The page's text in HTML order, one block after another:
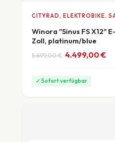
CITYRAD, ELEKTROBIKE,
Winora "Sinus FS X12"
Zoll, platinum/blue
5.699,00€
Ursprünglicher Preis
4.499,00€
Aktueller Preis ist:
✓ Sofort verfügbar